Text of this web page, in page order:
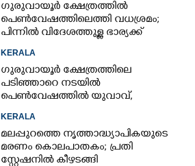
ഗുരുവായൂർ ക്ഷേത്രത്തിൽ
പെൺവേഷത്തിലെത്തി വധശ്രമം;
പിന്നിൽ വിദേശത്തുള്ള ഭാര്യക്ക്
ചിത്രങ്ങൾ അയച്ചതിലെ പക
KERALA
ഗുരുവായൂർ ക്ഷേത്രത്തിലെ
പടിഞ്ഞാറെ നടയിൽ
പെൺവേഷത്തിൽ യുവാവ്,​
കസ്റ്റഡിയിലെടുത്തപ്പോൾ
തെളിഞ്ഞത് വൻഗൂഢാലോചന
KERALA
മലപ്പുറത്തെ നൃത്താദ്ധ്യാപികയുടെ
മരണം കൊലപാതകം; പ്രതി
സ്റ്റേഷനിൽ കീഴടങ്ങി